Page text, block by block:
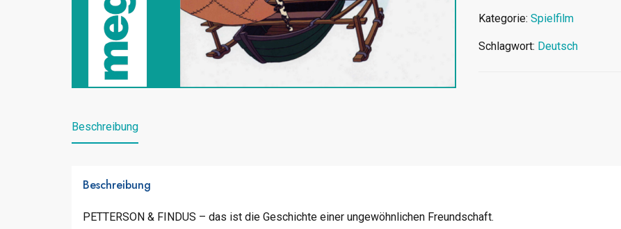
Kategorie: Spielfilm
Schlagwort: Deutsch
Beschreibung
Beschreibung
PETTERSON & FINDUS – das ist die Geschichte einer ungewöhnlichen Freundschaft.